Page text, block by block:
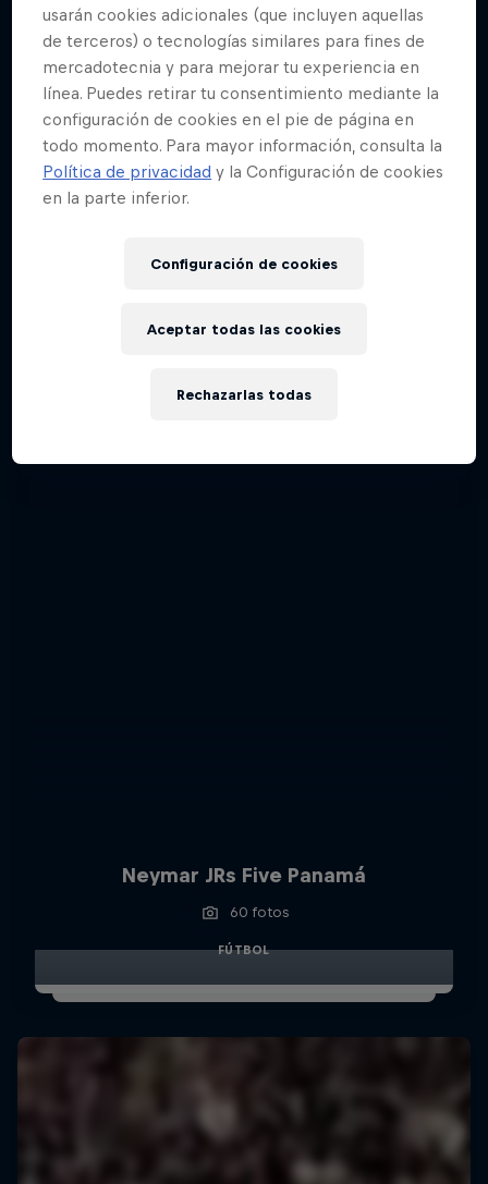
Neymar JRs Five Panamá
60 fotos
FÚTBOL
usarán cookies adicionales (que incluyen aquellas
de terceros) o tecnologías similares para fines de
mercadotecnia y para mejorar tu experiencia en
línea. Puedes retirar tu consentimiento mediante la
configuración de cookies en el pie de página en
todo momento. Para mayor información, consulta la
Política de privacidad y la Configuración de cookies
en la parte inferior.
Configuración de cookies
Rechazarlas todas
Aceptar todas las cookies